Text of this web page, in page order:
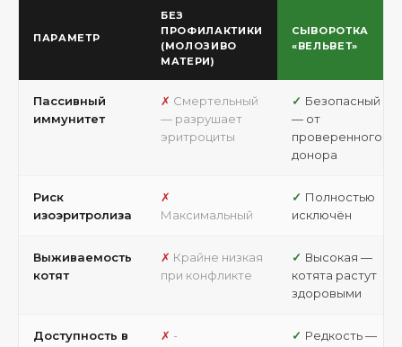
ПАРАМЕТР
БЕЗ
ПРОФИЛАКТИКИ
(МОЛОЗИВО
МАТЕРИ)
СЫВОРОТКА
«ВЕЛЬВЕТ»
Пассивный
иммунитет
Смертельный
— разрушает
эритроциты
Безопасный
— от
проверенного
донора
Риск
изоэритролиза
Максимальный
Полностью
исключён
Выживаемость
котят
Крайне низкая
при конфликте
Высокая —
котята растут
здоровыми
Доступность в
-
Редкость —